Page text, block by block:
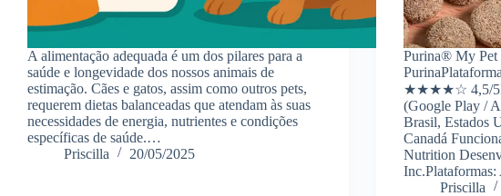
A alimentação adequada é um dos pilares para a
saúde e longevidade dos nossos animais de
estimação. Cães e gatos, assim como outros pets,
requerem dietas balanceadas que atendam às suas
necessidades de energia, nutrientes e condições
específicas de saúde.…
Priscilla
20/05/2025
Purina® My Pet
★★★★☆ 4,5/
(Google Play /
Brasil, Estados
Canadá
Nutrition
Priscilla